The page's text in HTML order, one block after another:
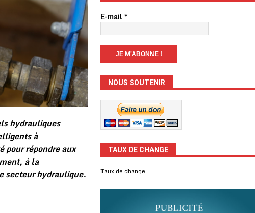
«l’unanimité» d’un boycott des Coupes du monde
exige une enquête
de Côte d’Ivoire A LA UNE
hydrauliques
à
pour répondre aux
à la
secteur hydraulique.
E-mail*
NOUS SOUTENIR
TAUX DE CHANGE
Taux de change